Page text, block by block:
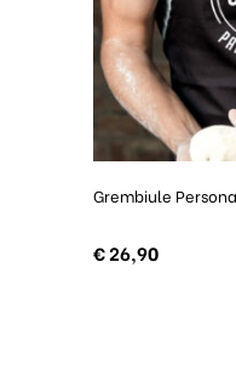
Grembiule
€26,90